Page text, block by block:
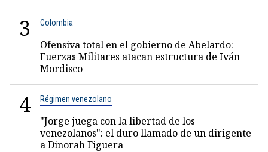
3 Colombia
Ofensiva total en el gobierno de Abelardo:
Fuerzas Militares atacan estructura de Iván
Mordisco
4 Régimen venezolano
"Jorge juega con la libertad de los
venezolanos": el duro llamado de un dirigente
a Dinorah Figuera